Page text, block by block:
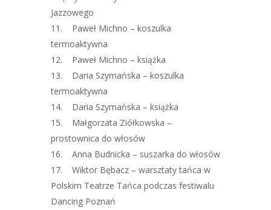
Jazzowego
11. Paweł Michno – koszulka
termoaktywna
12. Paweł Michno – książka
13. Daria Szymańska – koszulka
termoaktywna
14. Daria Szymańska – książka
15. Małgorzata Ziółkowska –
prostownica do włosów
16. Anna Budnicka – suszarka do włosów
17. Wiktor Bębacz – warsztaty tańca w
Polskim Teatrze Tańca podczas festiwalu
Dancing Poznań